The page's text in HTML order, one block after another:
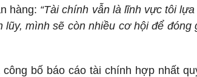
hàng: “Tài chính vẫn là lĩnh vực tôi
lũy, mình sẽ còn nhiều cơ hội để đóng
bố báo cáo tài chính hợp nhất